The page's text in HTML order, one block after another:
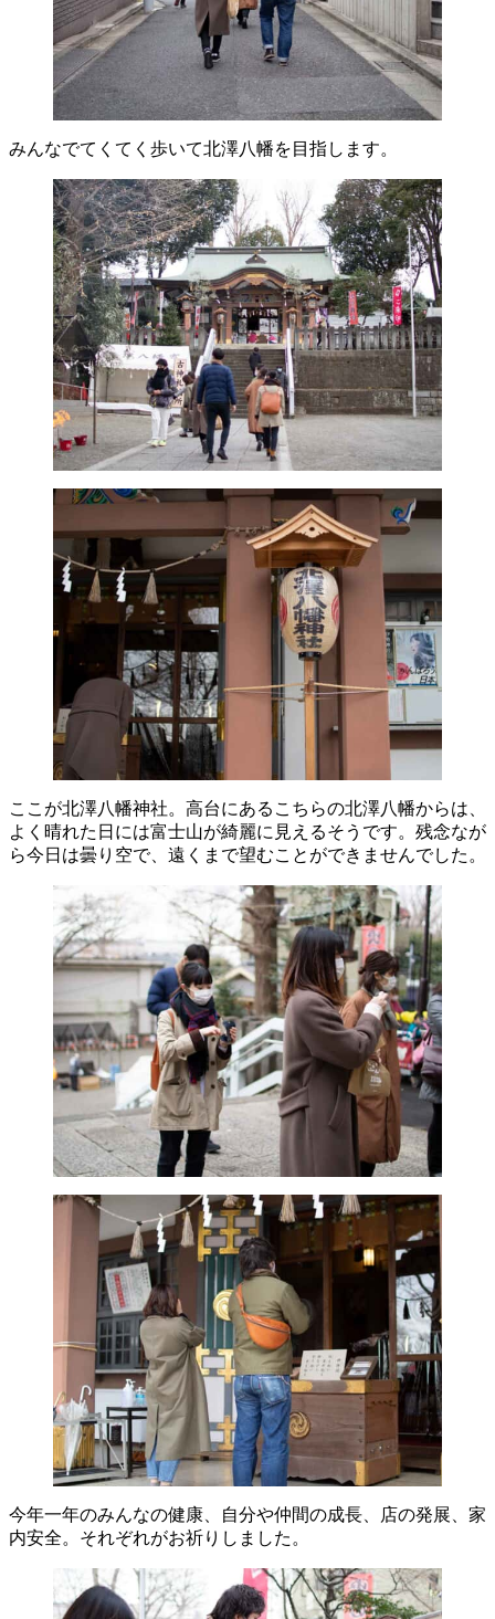
みんなでてくてく歩いて北澤八幡を目指します。
ここが北澤八幡神社。高台にあるこちらの北澤八幡からは、
よく晴れた日には富士山が綺麗に見えるそうです。残念なが
ら今日は曇り空で、遠くまで望むことができませんでした。
今年一年のみんなの健康、自分や仲間の成長、店の発展、家
内安全。それぞれがお祈りしました。